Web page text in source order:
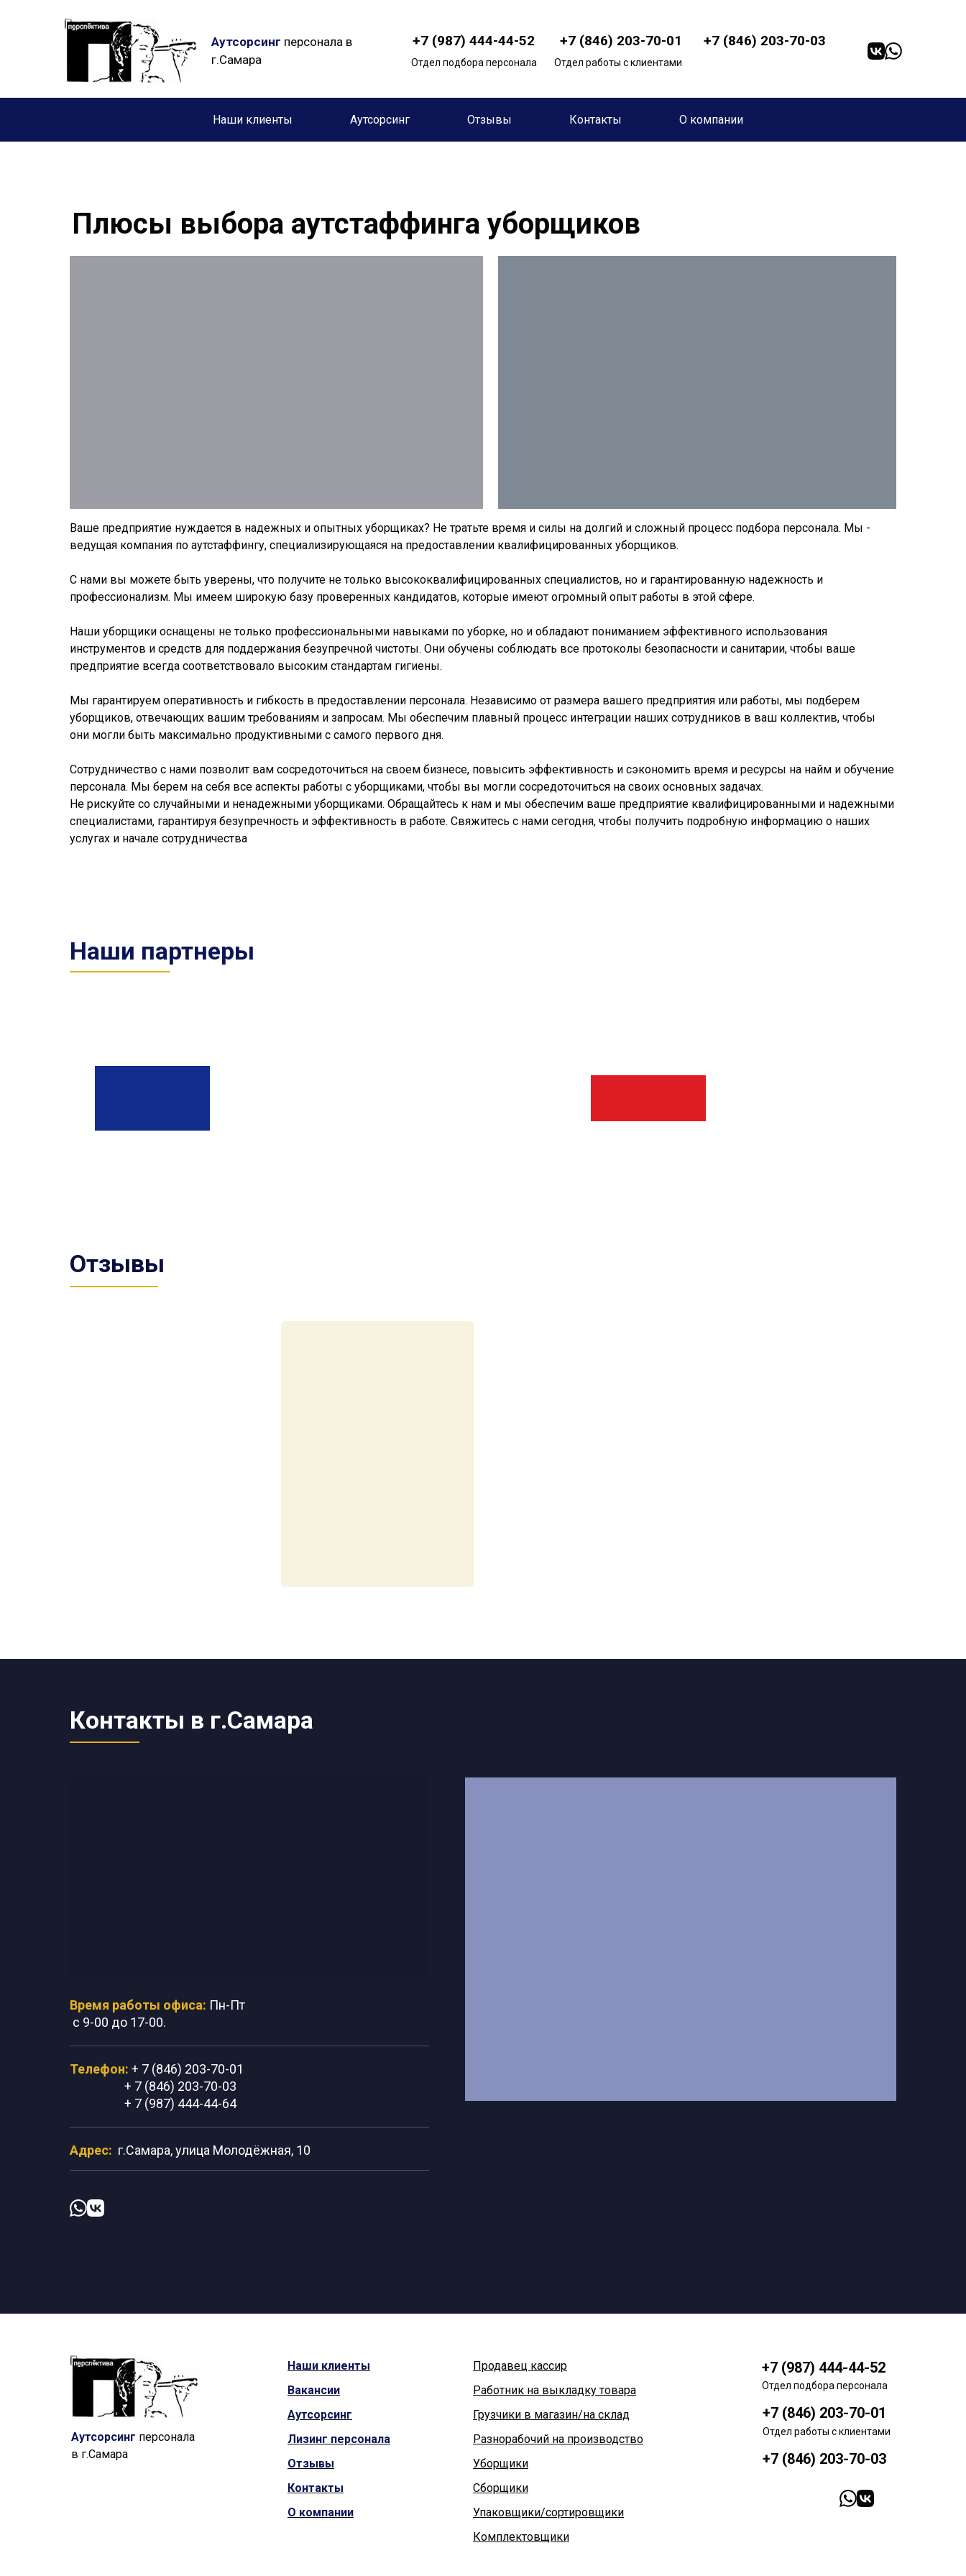
Аутсорсинг персонала в
г.Самара
+7 (987) 444-44-52 +7 (846) 203-70-01 +7 (846) 203-70-03
Отдел работы с клиентами
Отдел подбора персонала
Наши клиенты Аутсорсинг Отзывы Контакты О компании
Ваше предприятие нуждается в надежных и опытных уборщиках? Не тратьте время и силы на долгий и сложный процесс подбора персонала. Мы -
ведущая компания по аутстаффингу, специализирующаяся на предоставлении квалифицированных уборщиков.
С нами вы можете быть уверены, что получите не только высококвалифицированных специалистов, но и гарантированную надежность и
профессионализм. Мы имеем широкую базу проверенных кандидатов, которые имеют огромный опыт работы в этой сфере.
Наши уборщики оснащены не только профессиональными навыками по уборке, но и обладают пониманием эффективного использования
инструментов и средств для поддержания безупречной чистоты. Они обучены соблюдать все протоколы безопасности и санитарии, чтобы ваше
предприятие всегда соответствовало высоким стандартам гигиены.
Мы гарантируем оперативность и гибкость в предоставлении персонала. Независимо от размера вашего предприятия или работы, мы подберем
уборщиков, отвечающих вашим требованиям и запросам. Мы обеспечим плавный процесс интеграции наших сотрудников в ваш коллектив, чтобы
они могли быть максимально продуктивными с самого первого дня.
Сотрудничество с нами позволит вам сосредоточиться на своем бизнесе, повысить эффективность и сэкономить время и ресурсы на найм и обучение
персонала. Мы берем на себя все аспекты работы с уборщиками, чтобы вы могли сосредоточиться на своих основных задачах.
Не рискуйте со случайными и ненадежными уборщиками. Обращайтесь к нам и мы обеспечим ваше предприятие квалифицированными и надежными
специалистами, гарантируя безупречность и эффективность в работе. Свяжитесь с нами сегодня, чтобы получить подробную информацию о наших
услугах и начале сотрудничества
Плюсы выбора аутстаффинга уборщиков
Наши партнеры
Отзывы
Контакты в г.Самара
Время работы офиса: Пн-Пт
с 9-00 до 17-00.
Телефон: + 7 (846) 203-70-01
+ 7 (846) 203-70-03
+ 7 (987) 444-44-64
Адрес: г.Самара, улица Молодёжная, 10
Комплектовщики
Упаковщики/сортировщики
Сборщики
Уборщики
Разнорабочий на производство
Грузчики в магазин/на склад
Работник на выкладку товара
Продавец кассир
Отдел работы с клиентами
+7 (846) 203-70-03
+7 (846) 203-70-01
+7 (987) 444-44-52
Отдел подбора персонала
О компании
Контакты
Отзывы
Лизинг персонала
Аутсорсинг
Вакансии
Наши клиенты
Аутсорсинг персонала
в г.Самара